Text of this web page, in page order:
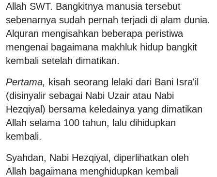
Allah SWT. Bangkitnya manusia tersebut
sebenarnya sudah pernah terjadi di alam dunia.
Alquran mengisahkan beberapa peristiwa
mengenai bagaimana makhluk hidup bangkit
kembali setelah dimatikan.
Pertama, kisah seorang lelaki dari Bani Isra'il
(disinyalir sebagai Nabi Uzair atau Nabi
Hezqiyal) bersama keledainya yang dimatikan
Allah selama 100 tahun, lalu dihidupkan
kembali.
Syahdan, Nabi Hezqiyal, diperlihatkan oleh
Allah bagaimana menghidupkan kembali